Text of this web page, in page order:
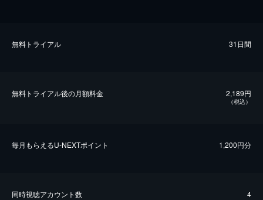
無料トライアル 31日間
無料トライアル後の⽉額料金 2,189円
（税込）
毎⽉もらえるU-NEXTポイント 1,200円分
同時視聴アカウント数 4